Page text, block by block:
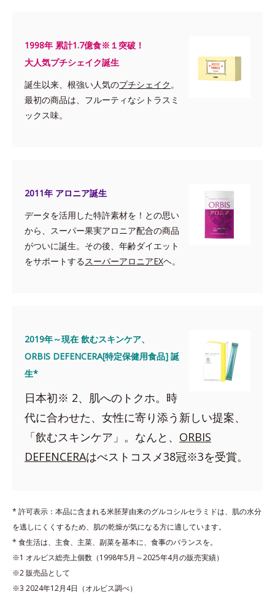
1998年 累計1.7億食※１突破！
大人気プチシェイク誕生
誕生以来、根強い人気のプチシェイク 。
最初の商品は、フルーティなシトラスミ
ックス味。
2011年 アロニア誕生
データを活用した特許素材を！との思い
から、スーパー果実アロニア配合の商品
がついに誕生。その後、年齢ダイエット
をサポートするスーパーアロニアEXヘ。
2019年～現在 飲むスキンケア、
ORBIS DEFENCERA[特定保健用食品] 誕
生*
日本初※ 2、肌へのトクホ。時
代に合わせた、女性に寄り添う新しい提案、
「飲むスキンケア」。なんと、 ORBIS
DEFENCERAはべストコスメ38冠※3を受賞。
* 許可表示：本品に含まれる米胚芽由来のグルコシルセラミドは、肌の水分
を逃しにくくするため、肌の乾燥が気になる方に適しています。
* 食生活は、主食、主菜、副菜を基本に、食事のバランスを。
※1 オルビス総売上個数（1998年5月～2025年4月の販売実績）
※2 販売品として
※3 2024年12月4日（オルビス調べ）